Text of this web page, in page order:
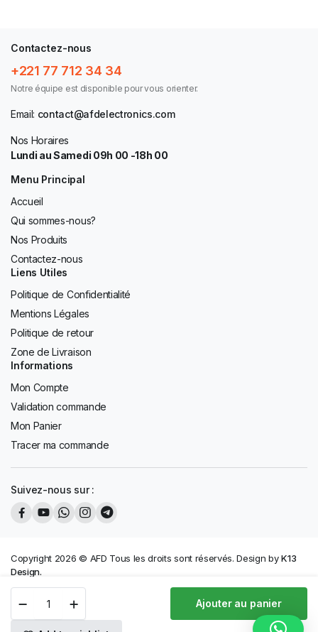
Astech
65"
Ajouter au panier
Contactez-nous
+221 77 712 34 34
Notre équipe est disponible pour vous orienter.
Email: contact@afdelectronics.com
Nos Horaires
Lundi au Samedi 09h 00 -18h 00
Menu Principal
Accueil
Qui sommes-nous?
Nos Produits
Contactez-nous
Liens Utiles
Politique de Confidentialité
Mentions Légales
Politique de retour
Zone de Livraison
Informations
Mon Compte
Validation commande
Mon Panier
Tracer ma commande
Suivez-nous sur :
Copyright 2026 © AFD Tous les droits sont réservés. Design byK13
Design.